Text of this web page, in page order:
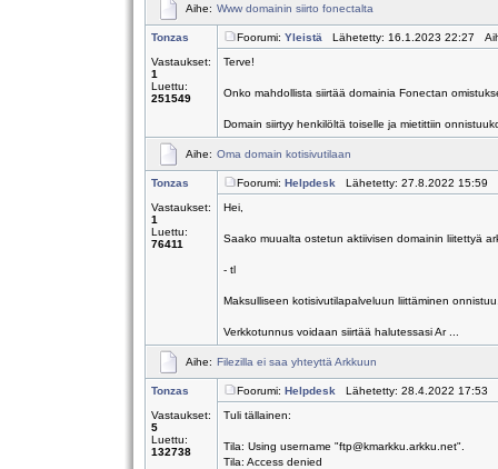
Aihe: Www domainin siirto fonectalta
Tonzas
Vastaukset:
1
Luettu:
251549
Foorumi: Yleistä Lähetetty: 16.1.2023 22:27
Terve!
Onko mahdollista siirtää domainia Fonectan
Domain siirtyy henkilöltä toiselle ja mietittiin
Aihe: Oma domain kotisivutilaan
Tonzas
Vastaukset:
1
Luettu:
76411
Foorumi: Helpdesk Lähetetty: 27.8.2022 15:59
Hei,
Saako muualta ostetun aktiivisen domainin liitettyä
- tl
Maksulliseen kotisivutilapalveluun liittäminen
Verkkotunnus voidaan siirtää halutessasi Ar ...
Aihe: Filezilla ei saa yhteyttä Arkkuun
Tonzas
Vastaukset:
5
Luettu:
132738
Foorumi: Helpdesk Lähetetty: 28.4.2022 17:53
Tuli tällainen:
Tila: Using username "ftp@kmarkku.arkku.net".
Tila: Access denied